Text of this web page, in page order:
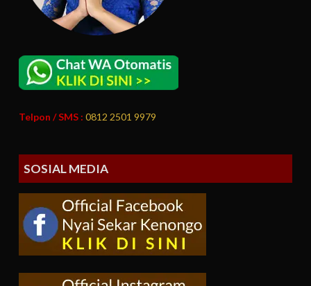
Telpon / SMS : 0812 2501 9979
SOSIAL MEDIA